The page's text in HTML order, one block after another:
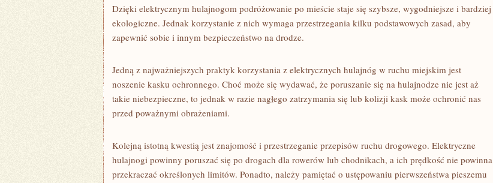
Dzięki elektrycznym hulajnogom podróżowanie po mieście staje się szybsze, wygodniejsze i bardziej‍
ekologiczne. Jednak korzystanie z⁤ nich wymaga przestrzegania kilku podstawowych zasad, aby
zapewnić⁤ sobie​ i innym bezpieczeństwo na drodze.
Jedną z najważniejszych praktyk korzystania z elektrycznych hulajnóg w ⁣ruchu miejskim jest
‍noszenie kasku ochronnego. Choć może się wydawać, że poruszanie się na hulajnodze nie jest aż
takie niebezpieczne, to jednak w razie nagłego zatrzymania się lub‌ kolizji kask może ochronić ⁢nas
⁢przed poważnymi obrażeniami.
Kolejną istotną kwestią jest znajomość i przestrzeganie przepisów ruchu drogowego. Elektryczne
hulajnogi powinny poruszać się po drogach dla rowerów lub chodnikach, a ich ‌prędkość nie powinna
przekraczać określonych limitów. Ponadto, należy pamiętać o ustępowaniu pierwszeństwa pieszemu